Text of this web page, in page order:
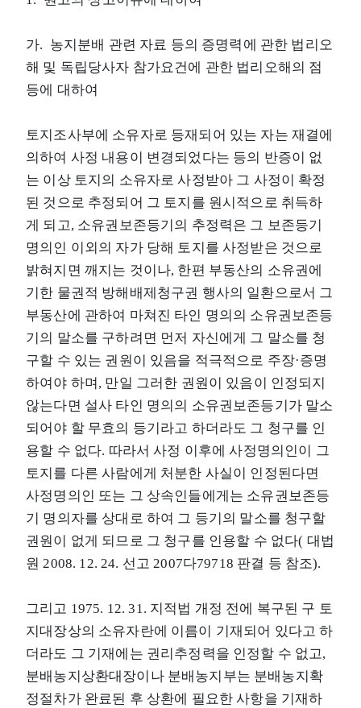
가. 농지분배 관련 자료 등의 증명력에 관한 법리오
해 및 독립당사자 참가요건에 관한 법리오해의 점
등에 대하여
토지조사부에 소유자로 등재되어 있는 자는 재결에
의하여 사정 내용이 변경되었다는 등의 반증이 없
는 이상 토지의 소유자로 사정받아 그 사정이 확정
된 것으로 추정되어 그 토지를 원시적으로 취득하
게 되고, 소유권보존등기의 추정력은 그 보존등기
명의인 이외의 자가 당해 토지를 사정받은 것으로
밝혀지면 깨지는 것이나, 한편 부동산의 소유권에
기한 물권적 방해배제청구권 행사의 일환으로서 그
부동산에 관하여 마쳐진 타인 명의의 소유권보존등
기의 말소를 구하려면 먼저 자신에게 그 말소를 청
구할 수 있는 권원이 있음을 적극적으로 주장·증명
하여야 하며, 만일 그러한 권원이 있음이 인정되지
않는다면 설사 타인 명의의 소유권보존등기가 말소
되어야 할 무효의 등기라고 하더라도 그 청구를 인
용할 수 없다. 따라서 사정 이후에 사정명의인이 그
토지를 다른 사람에게 처분한 사실이 인정된다면
사정명의인 또는 그 상속인들에게는 소유권보존등
기 명의자를 상대로 하여 그 등기의 말소를 청구할
권원이 없게 되므로 그 청구를 인용할 수 없다( 대법
원 2008. 12. 24. 선고 2007다79718 판결 등 참조).
그리고 1975. 12. 31. 지적법 개정 전에 복구된 구 토
지대장상의 소유자란에 이름이 기재되어 있다고 하
더라도 그 기재에는 권리추정력을 인정할 수 없고,
분배농지상환대장이나 분배농지부는 분배농지확
정절차가 완료된 후 상환에 필요한 사항을 기재하